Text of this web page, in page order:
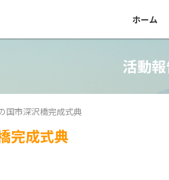
ホーム
活動
国市深沢橋完成式典
完成式典